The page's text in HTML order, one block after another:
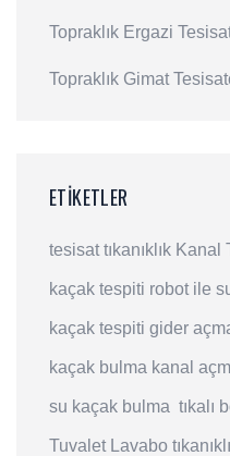
Topraklık Ergazi
Topraklık Gimat
ETIKETLER
tesisat tıkanıklık Kanal
kaçak tespiti robot ile
kaçak tespiti gider
kaçak bulma kanal
su kaçak bulma tıkalı
Tuvalet Lavabo